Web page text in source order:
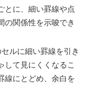
とに、細い罫線や点
の関係性を示唆でき
ルに細い罫線を引き
して見にくくなるこ
線にとどめ、余白を